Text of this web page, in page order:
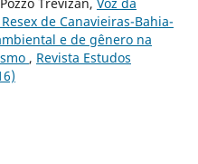
de Canavieiras-Bahia-
e de gênero na
, Revista Estudos